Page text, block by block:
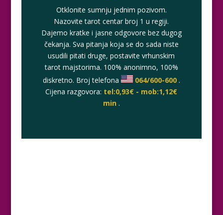
Otklonite sumnju jednim pozivom.
Nazovite tarot centar broj 1 u regiji.
Dajemo kratke i jasne odgovore bez dugog
čekanja. Sva pitanja koja se do sada niste
usudili pitati druge, postavite vrhunskim
tarot majstorima. 100% anonimno, 100%
diskretno. Broj telefona
064/600-600 .
Cijena razgovora: tel:0,93€ - mob:1,12€
min .